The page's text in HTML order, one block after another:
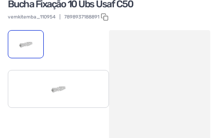
Bucha Fixação 10 Ubs Usaf C50
vemkitemba_110954 7898937188891